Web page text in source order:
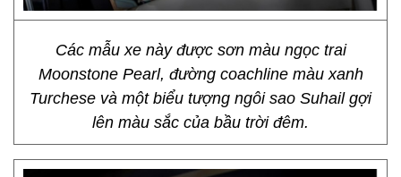
Các mẫu xe này được sơn màu ngọc trai
Moonstone Pearl, đường coachline màu xanh
Turchese và một biểu tượng ngôi sao Suhail gợi
lên màu sắc của bầu trời đêm.